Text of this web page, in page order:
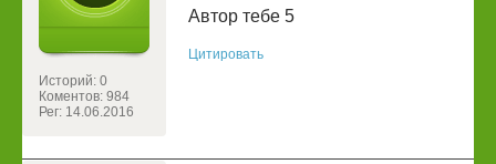
Историй: 0
Коментов: 984
Рег: 14.06.2016
Автор тебе 5
Цитировать